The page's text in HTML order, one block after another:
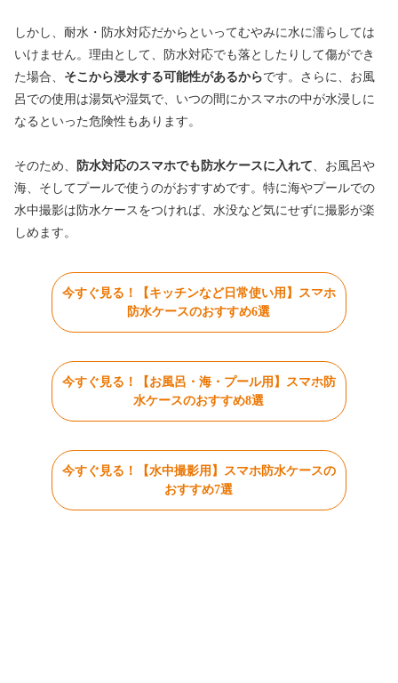
しかし、耐水・防水対応だからといってむやみに水に濡らしては
いけません。理由として、防水対応でも落としたりして傷ができ
た場合、 そこから浸水する可能性があるからです。さらに、お風
呂での使用は湯気や湿気で、いつの間にかスマホの中が水浸しに
なるといった危険性もあります。
そのため、 防水対応のスマホでも防水ケースに入れて、お風呂や
海、そしてプールで使うのがおすすめです。特に海やプールでの
水中撮影は防水ケースをつければ、水没など気にせずに撮影が楽
しめます。
今すぐ見る！【キッチンなど日常使い用】スマホ
防水ケースのおすすめ6選
今すぐ見る！【お風呂・海・プール用】スマホ防
水ケースのおすすめ8選
今すぐ見る！【水中撮影用】スマホ防水ケースの
おすすめ7選